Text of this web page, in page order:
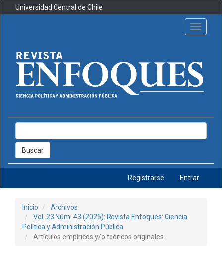
Navegación
principal
lateral
Universidad Central de Chile
Toggle
Buscar
Registrarse Entrar
Inicio
Archivos
Vol. 23 Núm. 43 (2025): Revista Enfoques: Ciencia
Política y Administración Pública
Artículos empíricos y/o teóricos originales